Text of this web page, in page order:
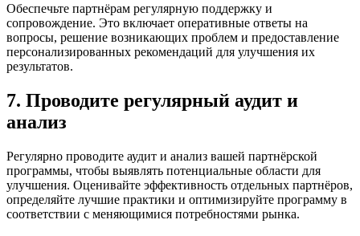
Обеспечьте партнёрам регулярную поддержку и
сопровождение. Это включает оперативные ответы на
вопросы, решение возникающих проблем и предоставление
персонализированных рекомендаций для улучшения их
результатов.
7. Проводите регулярный аудит и
анализ
Регулярно проводите аудит и анализ вашей партнёрской
программы, чтобы выявлять потенциальные области для
улучшения. Оценивайте эффективность отдельных партнёров,
определяйте лучшие практики и оптимизируйте программу в
соответствии с меняющимися потребностями рынка.